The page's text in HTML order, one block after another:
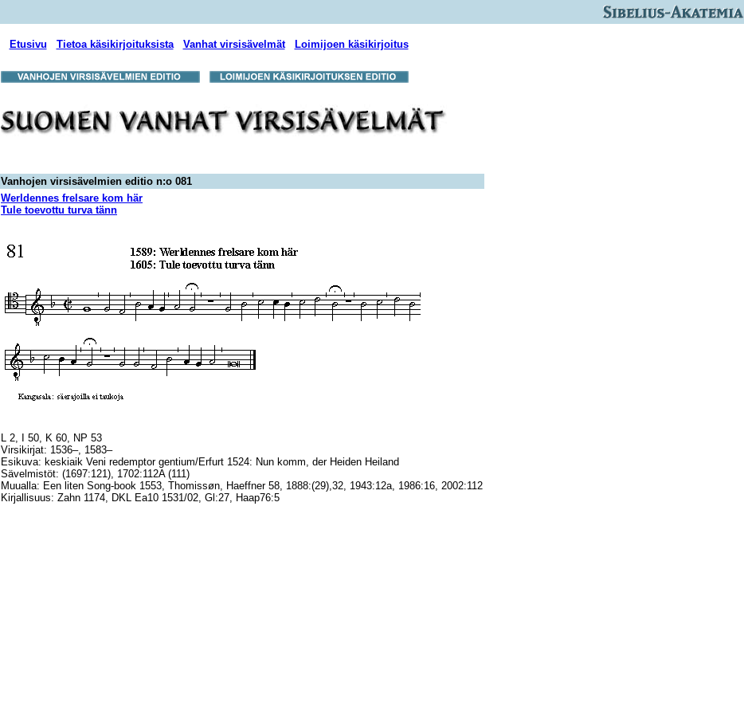
Etusivu Tietoa käsikirjoituksista Vanhat virsisävelmät Loimijoen käsikirjoitus
Vanhojen virsisävelmien editio n:o 081
Werldennes frelsare kom här
Tule toevottu turva tänn
L 2, I 50, K 60, NP 53
Virsikirjat: 1536–, 1583–
Esikuva: keskiaik Veni redemptor gentium/Erfurt 1524: Nun komm, der Heiden Heiland
Sävelmistöt: (1697:121), 1702:112A (111)
Muualla: Een liten Song-book 1553, Thomissøn, Haeffner 58, 1888:(29),32, 1943:12a, 1986:16, 2002:112
Kirjallisuus: Zahn 1174, DKL Ea10 1531/02, Gl:27, Haap76:5